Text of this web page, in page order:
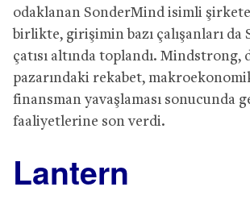
odaklanan SonderMind isimli
birlikte, girişimin bazı çalışanları da
çatısı altında toplandı. Mindstrong,
pazarındaki rekabet,
finansman yavaşlaması sonucunda
faaliyetlerine son verdi.
Lantern